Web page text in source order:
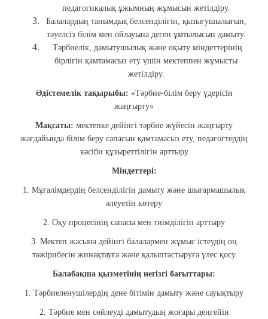
педагогикалық ұжымның жұмысын жетілдіру.
Балалардың танымдық белсенділігін, қызығушылығын,
тәуелсіз білім мен ойлауына деген ұмтылысын дамыту.
Тәрбиелік, дамытушылық және оқыту міндеттерінің
бірлігін қамтамасыз ету үшін мектеппен жұмысты
жетілдіру.
Әдістемелік тақырыбы: «Тәрбие-білім беру үдерісін
жаңғырту»
Мақсаты: мектепке дейінгі тәрбие жүйесін жаңғырту
жағдайында білім беру сапасын қамтамасыз ету, педагогтердің
кәсіби құзыреттілігін арттыру
Міндеттері:
1. Мұғалімдердің белсенділігін дамыту және шығармашылық
әлеуетін көтеру
2. Оқу процесінің сапасы мен тиімділігін арттыру
3. Мектеп жасына дейінгі балалармен жұмыс істеудің оң
тәжірибесін жинақтауға және қалыптастыруға үлес қосу
Балабақша қызметінің негізгі бағыттары:
1. Тәрбиеленушілердің дене бітімін дамыту және сауықтыру
2. Тәрбие мен сөйлеуді дамытудың жоғары деңгейін